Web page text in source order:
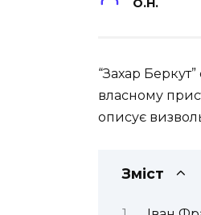
O.H.
“Захар
власному
описує
Зміст